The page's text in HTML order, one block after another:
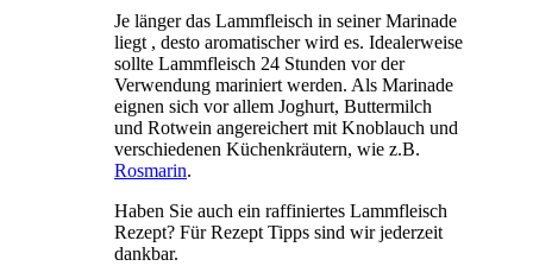
Je länger das Lammfleisch in seiner Marinade
liegt , desto aromatischer wird es. Idealerweise
sollte Lammfleisch 24 Stunden vor der
Verwendung mariniert werden. Als Marinade
eignen sich vor allem Joghurt, Buttermilch
und Rotwein angereichert mit Knoblauch und
verschiedenen Küchenkräutern, wie z.B.
Rosmarin.
Haben Sie auch ein raffiniertes Lammfleisch
Rezept? Für Rezept Tipps sind wir jederzeit
dankbar.